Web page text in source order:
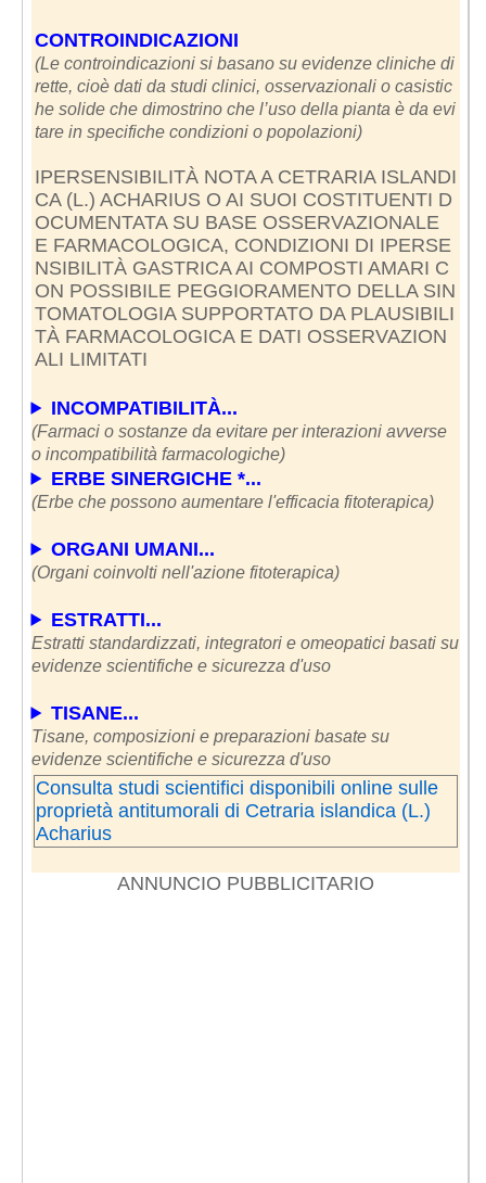
CONTROINDICAZIONI
(Le controindicazioni si basano su evidenze cliniche di
rette, cioè dati da studi clinici, osservazionali o casistic
he solide che dimostrino che l’uso della pianta è da evi
tare in specifiche condizioni o popolazioni)
IPERSENSIBILITÀ NOTA A CETRARIA ISLANDI
CA (L.) ACHARIUS O AI SUOI COSTITUENTI D
OCUMENTATA SU BASE OSSERVAZIONALE
E FARMACOLOGICA, CONDIZIONI DI IPERSE
NSIBILITÀ GASTRICA AI COMPOSTI AMARI C
ON POSSIBILE PEGGIORAMENTO DELLA SIN
TOMATOLOGIA SUPPORTATO DA PLAUSIBILI
TÀ FARMACOLOGICA E DATI OSSERVAZION
ALI LIMITATI
INCOMPATIBILITÀ...
(Farmaci o sostanze da evitare per interazioni avverse
o incompatibilità farmacologiche)
ERBE SINERGICHE *...
(Erbe che possono aumentare l'efficacia fitoterapica)
ORGANI UMANI...
(Organi coinvolti nell'azione fitoterapica)
ESTRATTI...
Estratti standardizzati, integratori e omeopatici basati su
evidenze scientifiche e sicurezza d'uso
TISANE...
Tisane, composizioni e preparazioni basate su
evidenze scientifiche e sicurezza d'uso
Consulta studi scientifici disponibili online sulle
proprietà antitumorali di Cetraria islandica (L.)
Acharius
ANNUNCIO PUBBLICITARIO